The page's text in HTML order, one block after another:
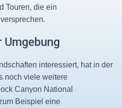
Touren, die ein
interessiert, hat in der
noch viele weitere
Canyon National
Beispiel eine